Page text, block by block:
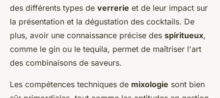
des différents types de verrerie et de leur impact sur
la présentation et la dégustation des cocktails. De
plus, avoir une connaissance précise des spiritueux,
comme le gin ou le tequila, permet de maîtriser l'art
des combinaisons de saveurs.
Les compétences techniques de mixologie sont bien